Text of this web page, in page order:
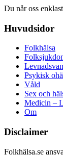
Du når oss
Huvudsidor
Folkhälsa
Psykisk
Våld
Sex och
Medicin –
Om
Disclaimer
Folkhälsa.se